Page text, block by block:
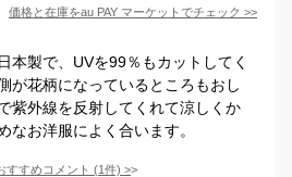
価格と在庫をau PAY マーケット でチェック >>
本製で、UVを99％もカットしてく
が花柄になっているところもおし
紫外線を反射してくれて涼しくか
なお洋服によく合います。
すすめコメント (1件) >